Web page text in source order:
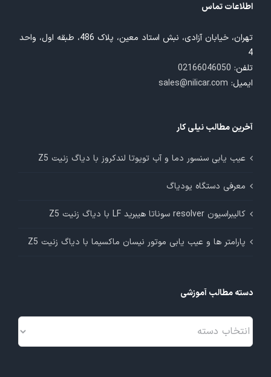
اطلاعات تماس
تهران، خیابان آزادی، نبش استاد معین، پلاک 486، طبقه اول، واحد
4
تلفن: 02166046050
ایمیل: sales@nilicar.com
آخرین مطالب نیلی کار
عیب یابی سنسور دما و آب تویوتا لندکروز با دیاگ زنیت Z5
معرفی دستگاه یودیاگ
کالیبراسیون resolver سوناتا هیبرید LF با دیاگ زنیت Z5
پارامتر ها و عیب یابی موتور نیسان ماکسیما با دیاگ زنیت Z5
دسته مطالب آموزشی
دسته